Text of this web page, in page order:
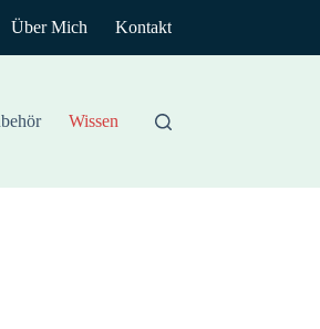
Über Mich Kontakt
Wissen